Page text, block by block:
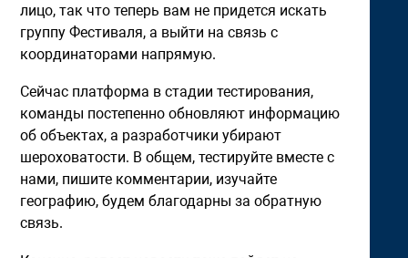
лицо, так что теперь вам не придется искать
группу Фестиваля, а выйти на связь с
координаторами напрямую.
Сейчас платформа в стадии тестирования,
команды постепенно обновляют информацию
об объектах, а разработчики убирают
шероховатости. В общем, тестируйте вместе с
нами, пишите комментарии, изучайте
географию, будем благодарны за обратную
связь.